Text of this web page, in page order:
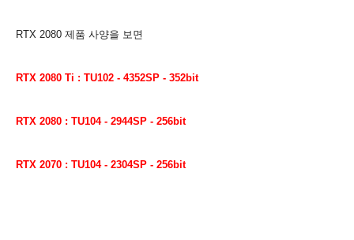
RTX 2080 제품 사양을 보면
RTX 2080 Ti : TU102 - 4352SP - 352bit
RTX 2080 : TU104 - 2944SP - 256bit
RTX 2070 : TU104 - 2304SP - 256bit